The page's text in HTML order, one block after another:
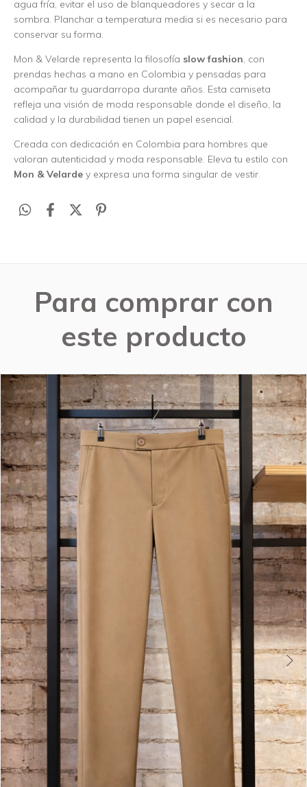
agua fría, evitar el uso de blanqueadores y secar a la
sombra. Planchar a temperatura media si es necesario para
conservar su forma.
Mon & Velarde representa la filosofía slow fashion, con
prendas hechas a mano en Colombia y pensadas para
acompañar tu guardarropa durante años. Esta camiseta
refleja una visión de moda responsable donde el diseño, la
calidad y la durabilidad tienen un papel esencial.
Creada con dedicación en Colombia para hombres que
valoran autenticidad y moda responsable. Eleva tu estilo con
Mon & Velarde y expresa una forma singular de vestir.
Para comprar con
este producto